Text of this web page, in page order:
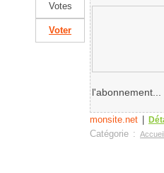
Votes
Voter
l'abonnement...
monsite.net
Catégorie : Accueil